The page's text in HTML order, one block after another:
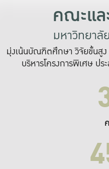
คณะแ
มหาวิทยาลั
มุ่งเน้นบัณฑิตศึกษา วิจัยขั้นสู
บริหารโครงการพิเศษ ป